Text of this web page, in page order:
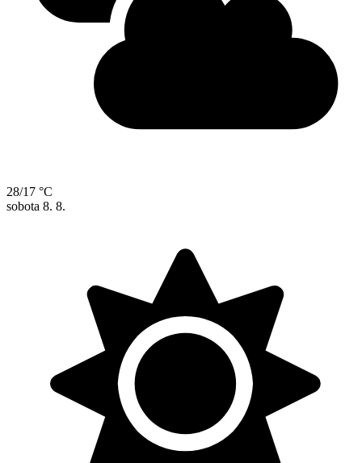
28/17 °C
sobota 8. 8.